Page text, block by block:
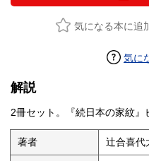
気になる本に追
気に
解説
2冊セット。『続日本の家紋』
著者 辻合喜代